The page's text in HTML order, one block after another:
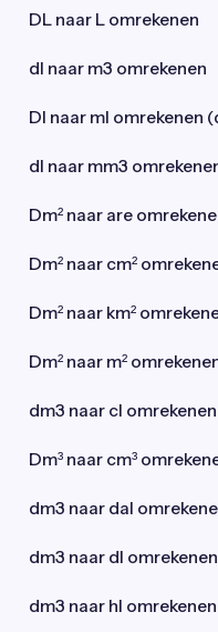
DL naar L omrekenen
dl naar m3 omrekenen
Dl naar ml omrekenen
dl naar mm3
Dm² naar are
Dm² naar cm²
Dm² naar km²
Dm² naar m²
dm3 naar cl omrekenen
Dm³ naar cm³
dm3 naar dal
dm3 naar dl omrekenen
dm3 naar hl omrekenen